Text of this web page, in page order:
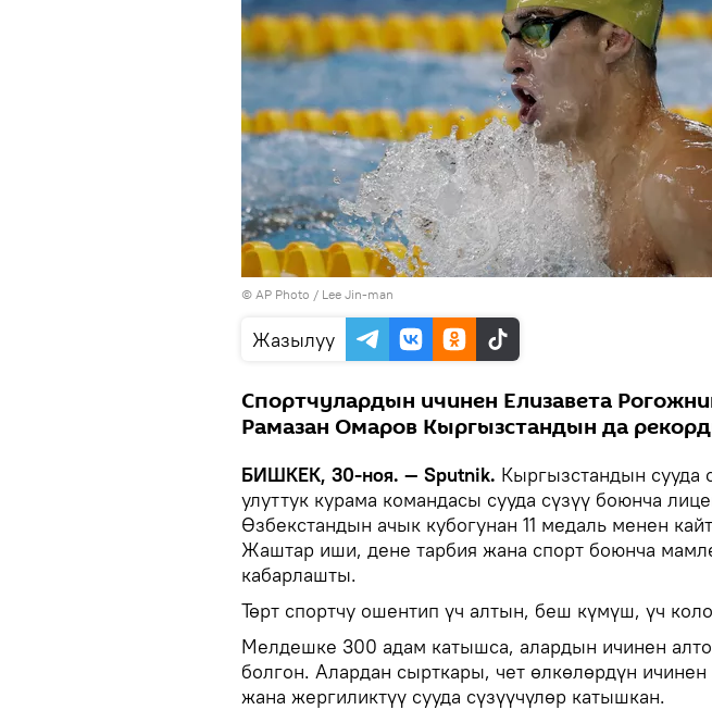
© AP Photo / Lee Jin-man
Жазылуу
Спортчулардын ичинен Елизавета
Рамазан Омаров Кыргызстандын да
БИШКЕК, 30-ноя. — Sputnik. Кыргызстандын сууда
улуттук курама командасы сууда сүзүү боюнча
Өзбекстандын ачык кубогунан 11 медаль менен
Жаштар иши, дене тарбия жана спорт боюнча
кабарлашты.
Төрт спортчу ошентип үч алтын, беш күмүш, үч
Мелдешке 300 адам катышса, алардын ичинен
болгон. Алардан сырткары, чет өлкөлөрдүн ичинен
жана жергиликтүү сууда сүзүүчүлөр катышкан.